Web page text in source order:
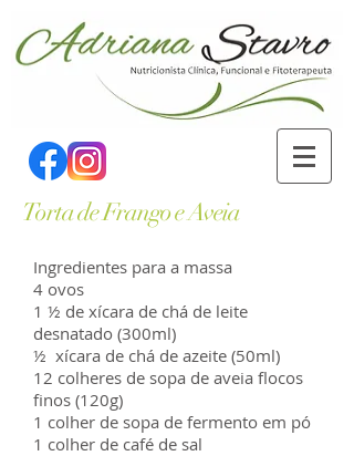
Torta de Frango e Aveia
Ingredientes para a massa
4 ovos
1 ½ de xícara de chá de leite
desnatado (300ml)
½ xícara de chá de azeite (50ml)
12 colheres de sopa de aveia flocos
finos (120g)
1 colher de sopa de fermento em pó
1 colher de café de sal